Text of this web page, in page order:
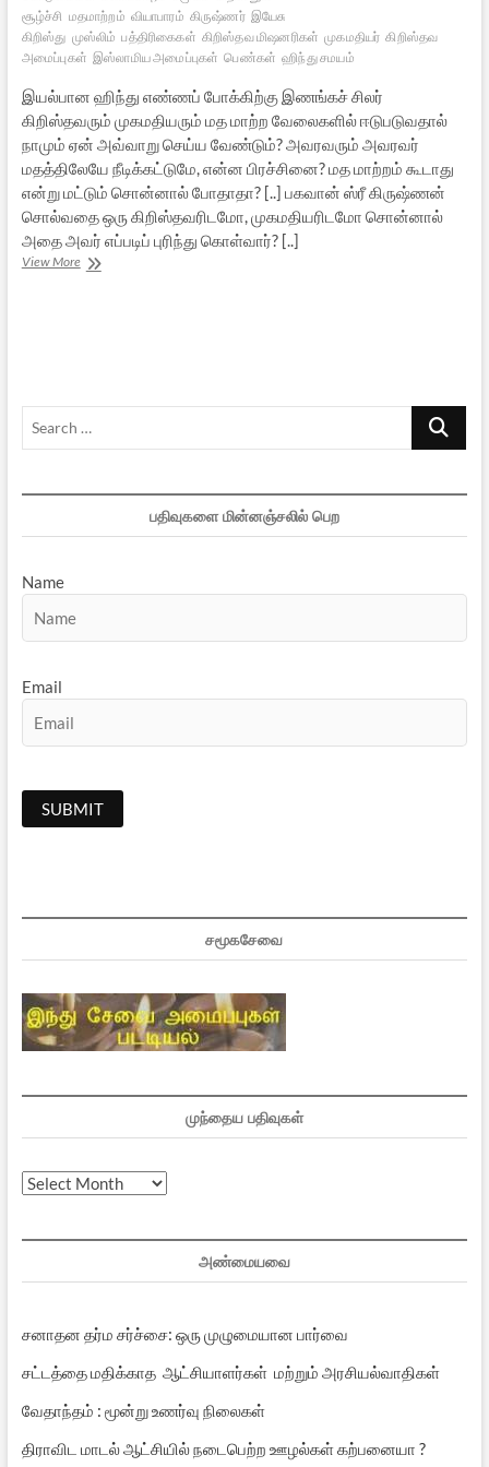
சூழ்ச்சி மதமாற்றம் வியாபாரம் கிருஷ்ணர் இயேசு
கிறிஸ்து முஸ்லிம் பத்திரிகைகள் கிறிஸ்தவ மிஷனரிகள் முகமதியர் கிறிஸ்தவ
அமைப்புகள் இஸ்லாமிய அமைப்புகள் பெண்கள் ஹிந்து சமயம்
இயல்பான ஹிந்து எண்ணப் போக்கிற்கு இணங்கச் சிலர்
கிறிஸ்தவரும் முகமதியரும் மத மாற்ற வேலைகளில் ஈடுபடுவதால்
நாமும் ஏன் அவ்வாறு செய்ய வேண்டும்? அவரவரும் அவரவர்
மதத்திலேயே நீடிக்கட்டுமே, என்ன பிரச்சினை? மத மாற்றம் கூடாது
என்று மட்டும் சொன்னால் போதாதா? [..] பகவான் ஸ்ரீ கிருஷ்ணன்
சொல்வதை ஒரு கிறிஸ்தவரிடமோ, முகமதியரிடமோ சொன்னால்
அதை அவர் எப்படிப் புரிந்து கொள்வார்? [..]
View Moreஇனி
Search
பதிவுகளை மின்னஞ்சலில் பெற
Name
Email
சமூகசேவை
முந்தைய பதிவுகள்
முந்தைய
அண்மையவை
சனாதன தர்ம சர்ச்சை: ஒரு முழுமையான பார்வை
சட்டத்தை மதிக்காத ஆட்சியாளர்கள் மற்றும் அரசியல்வாதிகள்
வேதாந்தம் : மூன்று உணர்வு நிலைகள்
திராவிட மாடல் ஆட்சியில் நடைபெற்ற ஊழல்கள் கற்பனையா ?